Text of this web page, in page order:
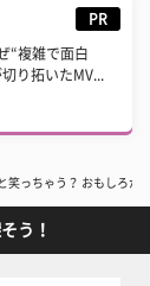
PR
“複雑で面白
り拓いたMV...
笑っちゃう？ おもしろ
う！